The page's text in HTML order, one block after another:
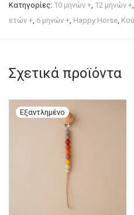
Κατηγορίες: 10 μηνών +, 12 μηνών +,
ετών +, 6 μηνών +, Happy Horse,
Σχετικά προϊόντα